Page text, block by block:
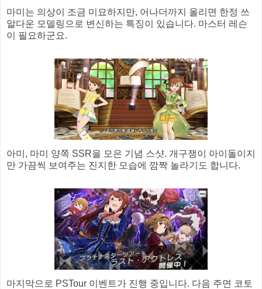
마미는 의상이 조금 미묘하지만, 어나더까지 올리면 한정 쓰
알다운 모델링으로 변신하는 특징이 있습니다. 마스터 레슨
이 필요하군요.
아미, 마미 양쪽 SSR을 모은 기념 스샷. 개구쟁이 아이돌이지
만 가끔씩 보여주는 진지한 모습에 깜짝 놀라기도 합니다.
마지막으로 PSTour 이벤트가 진행 중입니다. 다음 주면 코토